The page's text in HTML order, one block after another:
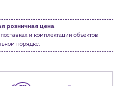
розничная цена
и комплектации объектов
порядке.